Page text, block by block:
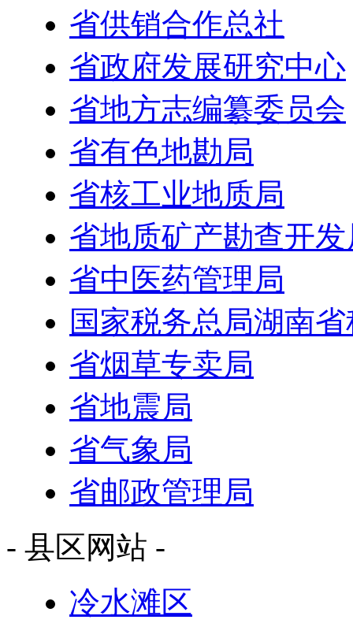
省供销合作总社
省政府发展研究中心
省地方志编纂委员会
省有色地勘局
省核工业地质局
省地质矿产勘查开发
省中医药管理局
国家税务总局湖南
省烟草专卖局
省地震局
省气象局
省邮政管理局
- 县区网站 -
冷水滩区